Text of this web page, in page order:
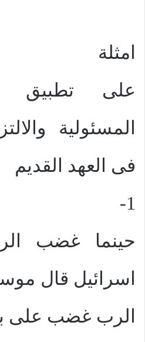
امثلة
على تطبيق
المسئولية
فى العهد القديم
1-
حينما غضب
اسرائيل قال
الرب غضب على